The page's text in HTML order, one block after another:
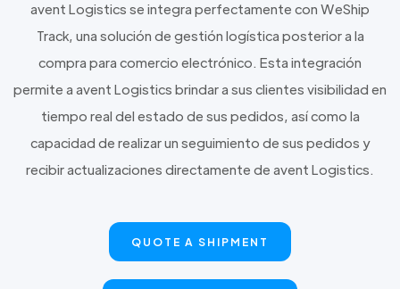
avent Logistics se integra perfectamente con WeShip
Track, una solución de gestión logística posterior a la
compra para comercio electrónico. Esta integración
permite a avent Logistics brindar a sus clientes visibilidad en
tiempo real del estado de sus pedidos, así como la
capacidad de realizar un seguimiento de sus pedidos y
recibir actualizaciones directamente de avent Logistics.
QUOTE A SHIPMENT